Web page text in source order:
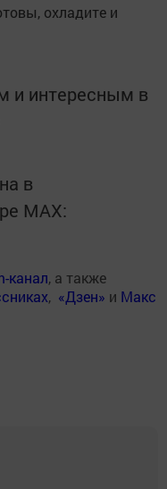
охладите и
и интересным в
в
MАХ:
канал, а также
, «Дзен» и Макс